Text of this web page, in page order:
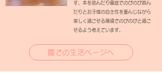
す。本を読んだり園庭でのびのび遊ん
だりとお子様の自主性を重んじながら
楽しく過ごせる環境でのびのびと過ご
せるよう考えています。
園での生活ページへ